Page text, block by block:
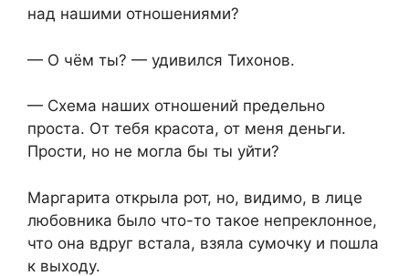
над нашими отношениями?
— О чём ты? — удивился Тихонов.
— Схема наших отношений предельно
проста. От тебя красота, от меня деньги.
Прости, но не могла бы ты уйти?
Маргарита открыла рот, но, видимо, в лице
любовника было что-то такое непреклонное,
что она вдруг встала, взяла сумочку и пошла
к выходу.